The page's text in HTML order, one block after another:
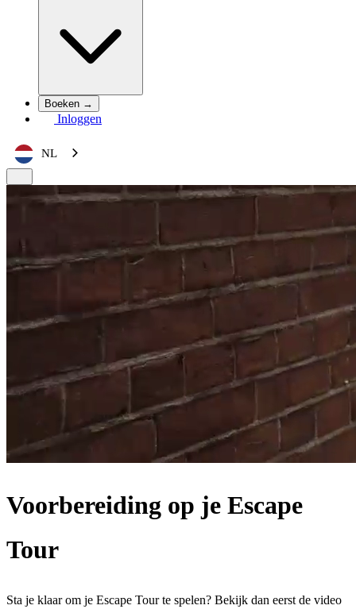
Boeken →
Inloggen
NL
Voorbereiding op je Escape
Tour
Sta je klaar om je Escape Tour te spelen? Bekijk dan eerst de video